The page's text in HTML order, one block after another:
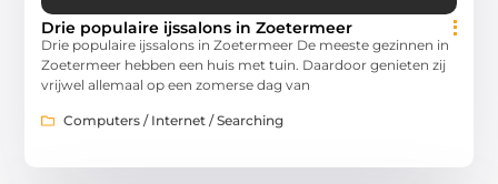
Drie populaire ijssalons in Zoetermeer
Drie populaire ijssalons in Zoetermeer De meeste gezinnen in
Zoetermeer hebben een huis met tuin. Daardoor genieten zij
vrijwel allemaal op een zomerse dag van
Computers / Internet / Searching